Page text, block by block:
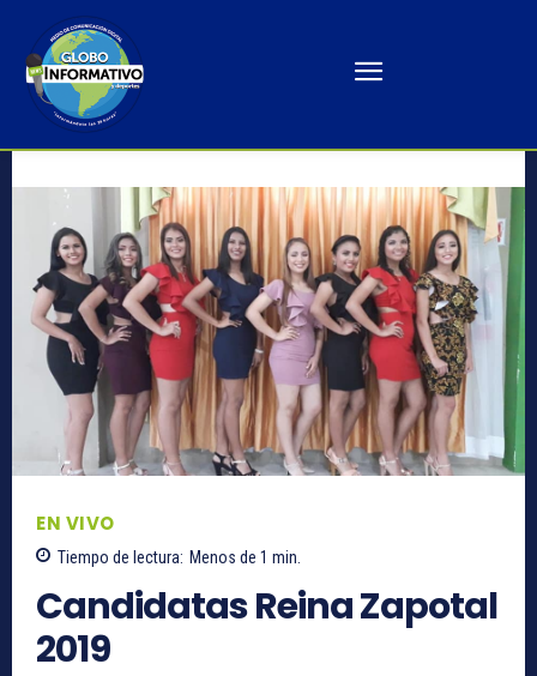
EN VIVO
Tiempo de lectura: Menos de 1 min.
Candidatas Reina Zapotal
2019